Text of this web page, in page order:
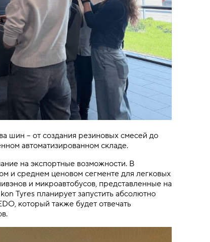
шин – от создания резиновых смесей до
автоматизированном складе.
на экспортные возможности. В
и среднем ценовом сегменте для легковых
и микроавтобусов, представленные на
Tyres планирует запустить абсолютно
который также будет отвечать